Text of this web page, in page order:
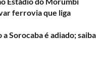
ferrovia que liga
Sorocaba é adiado; saiba